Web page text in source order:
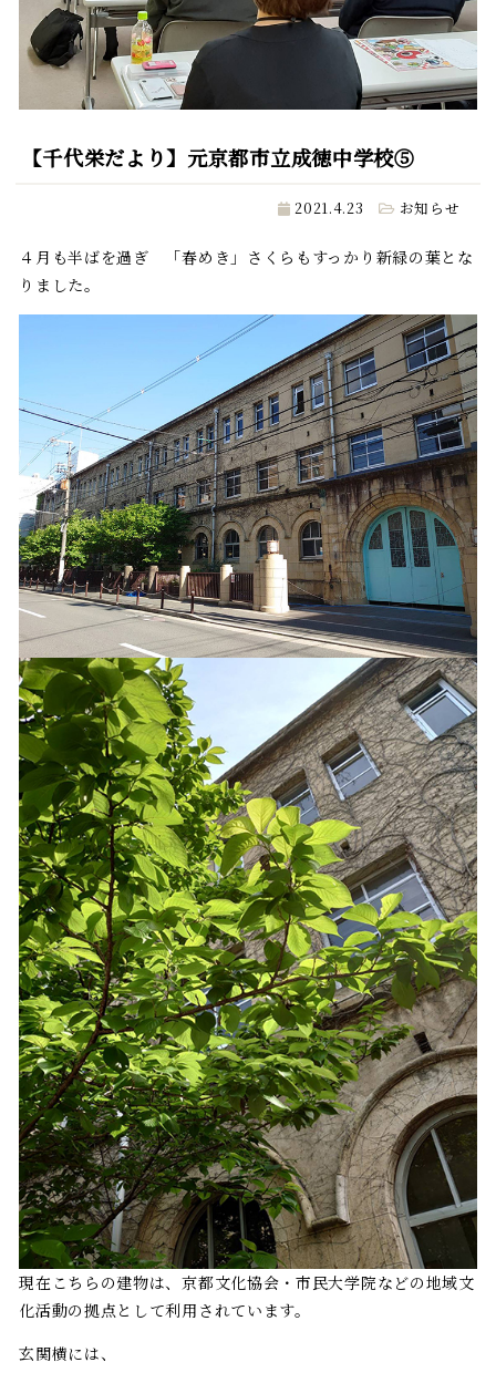
【千代栄だより】元京都市立成徳中学校⑤
2021.4.23 お知らせ
４月も半ばを過ぎ 「春めき」さくらもすっかり新緑の葉とな
りました。
現在こちらの建物は、京都文化協会・市民大学院などの地域文
化活動の拠点として利用されています。
玄関横には、